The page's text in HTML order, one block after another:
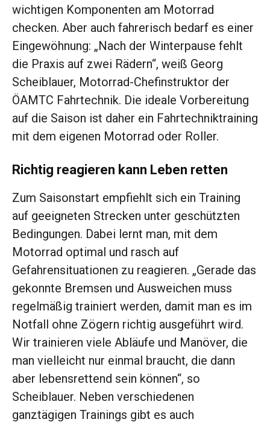
wichtigen Komponenten am Motorrad
checken. Aber auch fahrerisch bedarf es einer
Eingewöhnung: „Nach der Winterpause fehlt
die Praxis auf zwei Rädern“, weiß Georg
Scheiblauer, Motorrad-Chefinstruktor der
ÖAMTC Fahrtechnik. Die ideale Vorbereitung
auf die Saison ist daher ein Fahrtechniktraining
mit dem eigenen Motorrad oder Roller.
Richtig reagieren kann Leben retten
Zum Saisonstart empfiehlt sich ein Training
auf geeigneten Strecken unter geschützten
Bedingungen. Dabei lernt man, mit dem
Motorrad optimal und rasch auf
Gefahrensituationen zu reagieren. „Gerade das
gekonnte Bremsen und Ausweichen muss
regelmäßig trainiert werden, damit man es im
Notfall ohne Zögern richtig ausgeführt wird.
Wir trainieren viele Abläufe und Manöver, die
man vielleicht nur einmal braucht, die dann
aber lebensrettend sein können“, so
Scheiblauer. Neben verschiedenen
ganztägigen Trainings gibt es auch